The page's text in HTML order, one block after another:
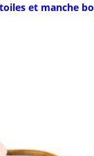
et manche